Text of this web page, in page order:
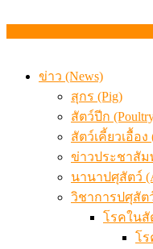
ข่าว (News)
สุกร (Pig)
สัตว์ปีก
สัตว์เคี้ยวเอื้อง
ข่าวประชาสัม
นานาปศุสัตว์
วิชาการปศุสัต
โรคในสั
โร